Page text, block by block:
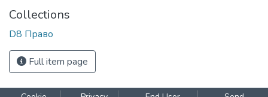
Collections
D8 Право
Full item page